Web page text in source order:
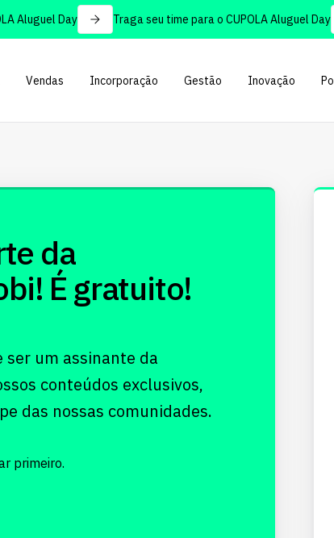
Aluguel Day Traga seu time para o CUPOLA Aluguel Day
Vendas Incorporação Gestão Inovação
da
É gratuito!
ser um assinante da
conteúdos exclusivos,
das nossas comunidades.
primeiro.